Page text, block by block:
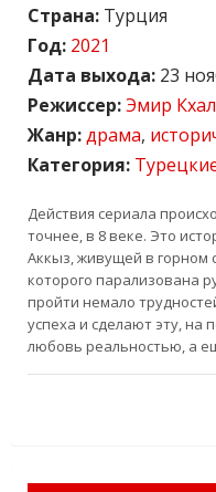
Страна: Турция
Год: 2021
Дата выхода: 23
Режиссер:Эмир
Жанр:драма,
Категория:
Действия сериала
точнее, в 8 веке. Это
Аккыз, живущей в горном
которого парализована
пройти немало
успеха и сделают эту, на
любовь реальностью, а